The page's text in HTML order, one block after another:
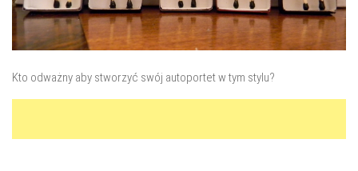
Kto odważny aby stworzyć swój autoportet w tym stylu?